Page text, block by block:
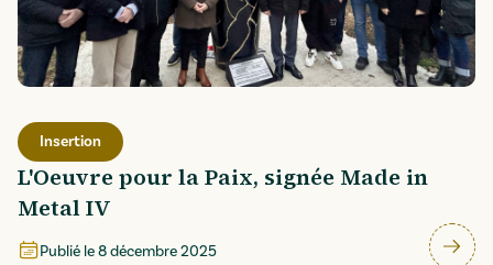
Insertion
L'Oeuvre pour la Paix, signée Made in
Metal IV
Publié le8 décembre 2025